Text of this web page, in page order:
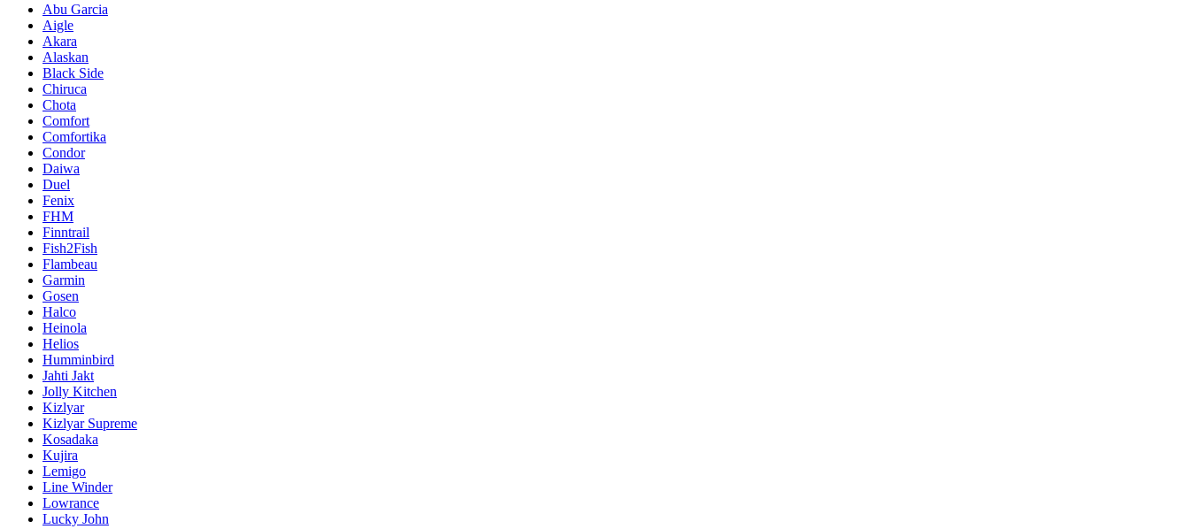
Abu Garcia
Aigle
Akara
Alaskan
Black Side
Chiruca
Chota
Comfort
Comfortika
Condor
Daiwa
Duel
Fenix
FHM
Finntrail
Fish2Fish
Flambeau
Garmin
Gosen
Halco
Heinola
Helios
Humminbird
Jahti Jakt
Jolly Kitchen
Kizlyar
Kizlyar Supreme
Kosadaka
Kujira
Lemigo
Line Winder
Lowrance
Lucky John